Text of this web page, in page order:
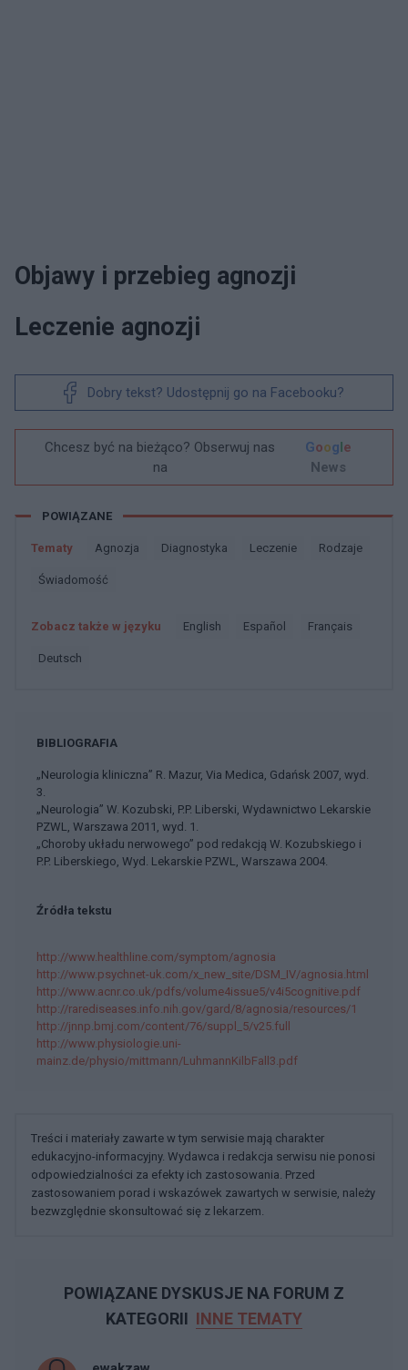
Objawy i przebieg agnozji
Leczenie agnozji
Dobry tekst? Udostępnij go na Facebooku?
Chcesz być na bieżąco? Obserwuj nas
na
Google
News
POWIĄZANE
Tematy Agnozja Diagnostyka Leczenie Rodzaje
świadomość
Zobacz także w języku english español français
deutsch
BIBLIOGRAFIA
„Neurologia kliniczna” R. Mazur, Via Medica, Gdańsk 2007, wyd.
3.
„Neurologia” W. Kozubski, P.P. Liberski, Wydawnictwo Lekarskie
PZWL, Warszawa 2011, wyd. 1.
„Choroby układu nerwowego” pod redakcją W. Kozubskiego i
P.P. Liberskiego, Wyd. Lekarskie PZWL, Warszawa 2004.
Źródła tekstu
http://www.healthline.com/symptom/agnosia
http://www.psychnet-uk.com/x_new_site/DSM_IV/agnosia.html
http://www.acnr.co.uk/pdfs/volume4issue5/v4i5cognitive.pdf
http://rarediseases.info.nih.gov/gard/8/agnosia/resources/1
http://jnnp.bmj.com/content/76/suppl_5/v25.full
http://www.physiologie.uni-
mainz.de/physio/mittmann/LuhmannKilbFall3.pdf
Treści i materiały zawarte w tym serwisie mają charakter
edukacyjno-informacyjny. Wydawca i redakcja serwisu nie ponosi
odpowiedzialności za efekty ich zastosowania. Przed
zastosowaniem porad i wskazówek zawartych w serwisie, należy
bezwzględnie skonsultować się z lekarzem.
POWIĄZANE DYSKUSJE NA FORUM Z
KATEGORII INNE TEMATY